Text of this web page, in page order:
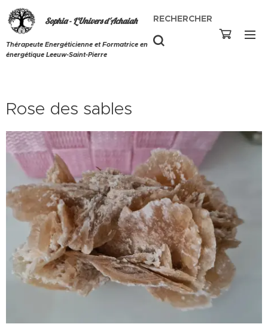
Sophia - L'Univers d'Achaiah
Thérapeute Energéticienne et Formatrice en
énergétique Leeuw-Saint-Pierre
RECHERCHER
Rose des sables